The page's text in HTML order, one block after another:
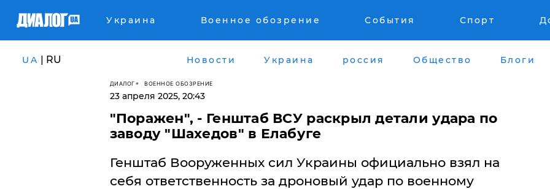
Украина Военное обозрение События Спорт
UA | RU Новости Украина россия Общество Блоги
ДИАЛОГ ВОЕННОЕ ОБОЗРЕНИЕ
23 апреля 2025, 20:43
​"Поражен", - Генштаб ВСУ раскрыл детали удара по
заводу "Шахедов" в Елабуге
Генштаб Вооруженных сил Украины официально взял на
себя ответственность за дроновый удар по военному